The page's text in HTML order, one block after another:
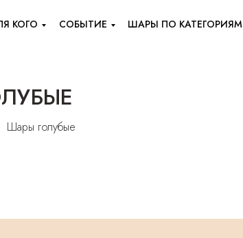
ШАРЫ ПО КАТЕГОРИЯМ
СОБЫТИЕ
КОГО
Шары голубые